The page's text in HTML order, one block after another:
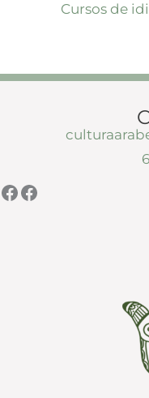
Cursos de
Asociación árabe en Alicante
Alquiler trajes árabes Alicante